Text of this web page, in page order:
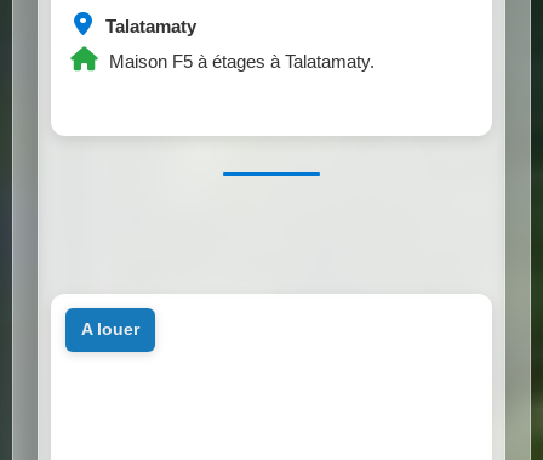
Talatamaty
Maison F5 à étages à Talatamaty.
a louer